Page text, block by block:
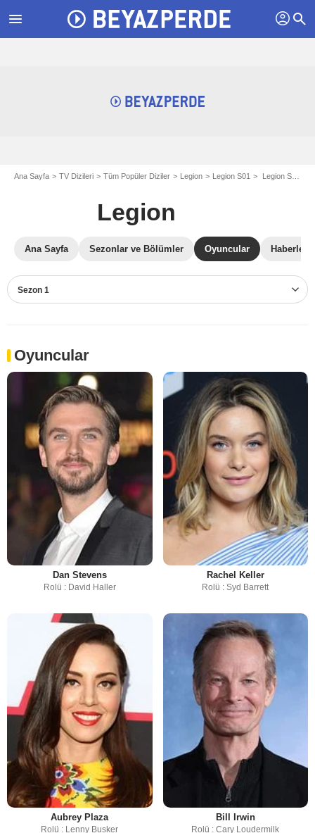
menu profil search
Ana Sayfa TV Dizileri Tüm Popüler Diziler Legion Legion S01 Legion S01 oyuncuları
Legion
Ana Sayfa Sezonlar ve Bölümler Oyuncular Haberler
Sezon 1
Oyuncular
Dan Stevens
Rolü : David Haller
Rachel Keller
Rolü : Syd Barrett
Aubrey Plaza
Rolü : Lenny Busker
Bill Irwin
Rolü : Cary Loudermilk